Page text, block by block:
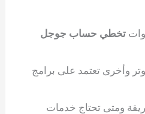
تخطي حساب جوجل
وأخرى تعتمد على برامج
ومتى تحتاج خدمات